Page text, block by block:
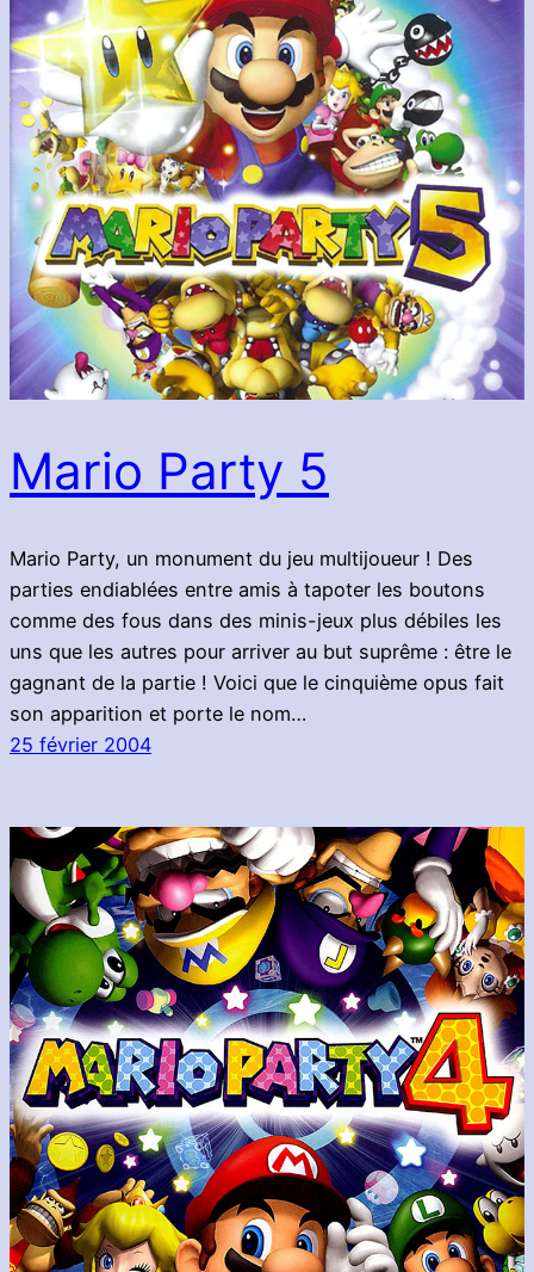
Mario Party 5
Mario Party, un monument du jeu multijoueur ! Des
parties endiablées entre amis à tapoter les boutons
comme des fous dans des minis-jeux plus débiles les
uns que les autres pour arriver au but suprême : être le
gagnant de la partie ! Voici que le cinquième opus fait
son apparition et porte le nom…
25 février 2004